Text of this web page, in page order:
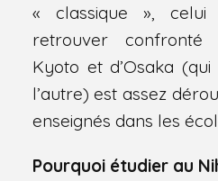
« classique »,
retrouver
Kyoto et d’Osaka
l’autre) est assez
enseignés dans les
Pourquoi étudier au